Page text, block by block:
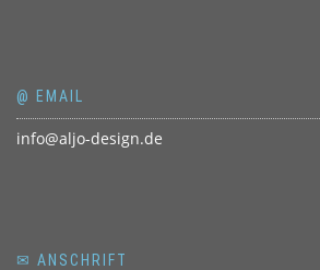
@ EMAIL
info@aljo-design.de
✉ ANSCHRIFT